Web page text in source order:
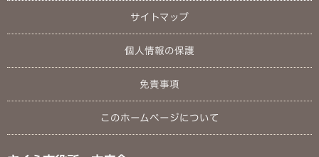
サイトマップ
個人情報の保護
免責事項
このホームページについて